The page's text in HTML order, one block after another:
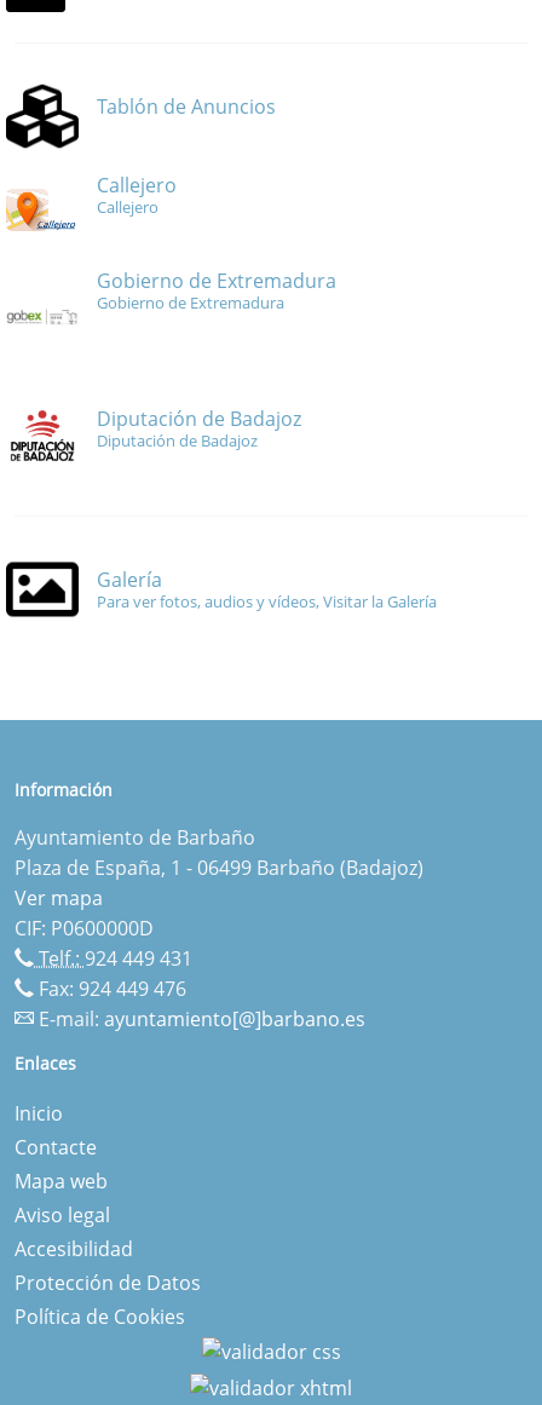
Tablón de Anuncios
Callejero
Callejero
Gobierno de Extremadura
Gobierno de Extremadura
Diputación de Badajoz
Diputación de Badajoz
Galería
Para ver fotos, audios y vídeos, Visitar la Galería
Información
Ayuntamiento de Barbaño
Plaza de España, 1 - 06499 Barbaño (Badajoz)
Ver mapa
CIF: P0600000D
Telf.: 924 449 431
Fax: 924 449 476
E-mail: ayuntamiento[@]barbano.es
Enlaces
Inicio
Contacte
Mapa web
Aviso legal
Accesibilidad
Protección de Datos
Política de Cookies